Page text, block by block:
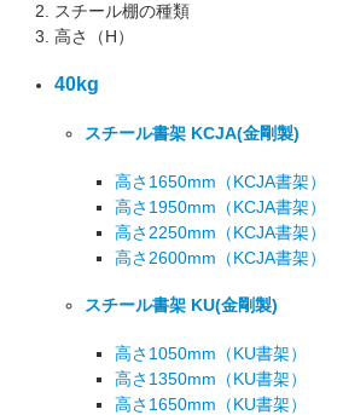
スチール棚の種類
高さ（H）
40kg
スチール書架 KCJA(金剛製)
高さ1650mm （KCJA書架）
高さ1950mm （KCJA書架）
高さ2250mm （KCJA書架）
高さ2600mm （KCJA書架）
スチール書架 KU(金剛製)
高さ1050mm （KU書架）
高さ1350mm （KU書架）
高さ1650mm （KU書架）